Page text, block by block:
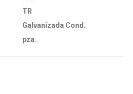
TR
Galvanizada Cond.
pza.